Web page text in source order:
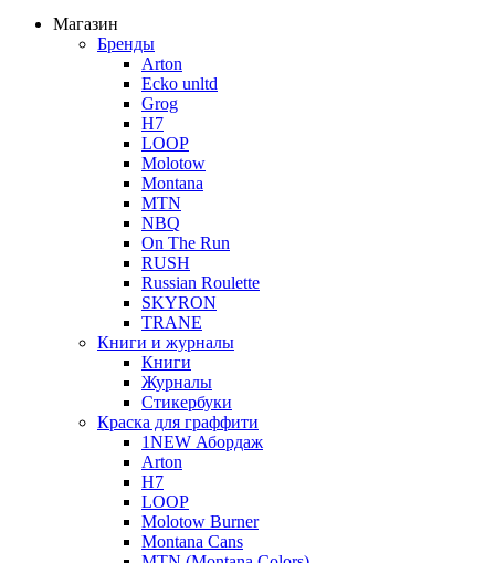
Магазин
Бренды
Arton
Ecko unltd
Grog
H7
LOOP
Molotow
Montana
MTN
NBQ
On The Run
RUSH
Russian Roulette
SKYRON
TRANE
Книги и журналы
Книги
Журналы
Стикербуки
Краска для граффити
1NEW Абордаж
Arton
H7
LOOP
Molotow Burner
Montana Cans